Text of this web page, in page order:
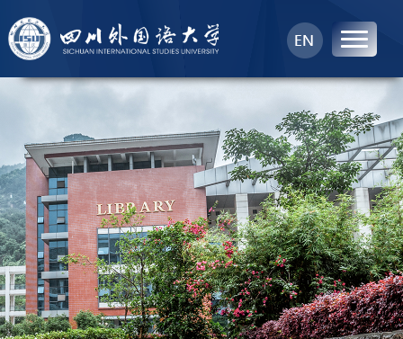
首页
中心概况
科学研究
学术团队